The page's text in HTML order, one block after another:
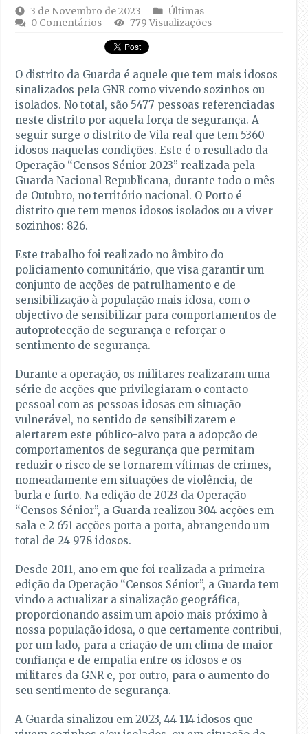
3 de Novembro de 2023
Últimas
0 Comentários
779 Visualizações
O distrito da Guarda é aquele que tem mais idosos
sinalizados pela GNR como vivendo sozinhos ou
isolados. No total, são 5477 pessoas referenciadas
neste distrito por aquela força de segurança. A
seguir surge o distrito de Vila real que tem 5360
idosos naquelas condições. Este é o resultado da
Operação “Censos Sénior 2023” realizada pela
Guarda Nacional Republicana, durante todo o mês
de Outubro, no território nacional. O Porto é
distrito que tem menos idosos isolados ou a viver
sozinhos: 826.
Este trabalho foi realizado no âmbito do
policiamento comunitário, que visa garantir um
conjunto de acções de patrulhamento e de
sensibilização à população mais idosa, com o
objectivo de sensibilizar para comportamentos de
autoprotecção de segurança e reforçar o
sentimento de segurança.
Durante a operação, os militares realizaram uma
série de acções que privilegiaram o contacto
pessoal com as pessoas idosas em situação
vulnerável, no sentido de sensibilizarem e
alertarem este público-alvo para a adopção de
comportamentos de segurança que permitam
reduzir o risco de se tornarem vítimas de crimes,
nomeadamente em situações de violência, de
burla e furto. Na edição de 2023 da Operação
“Censos Sénior”, a Guarda realizou 304 acções em
sala e 2 651 acções porta a porta, abrangendo um
total de 24 978 idosos.
Desde 2011, ano em que foi realizada a primeira
edição da Operação “Censos Sénior”, a Guarda tem
vindo a actualizar a sinalização geográfica,
proporcionando assim um apoio mais próximo à
nossa população idosa, o que certamente contribui,
por um lado, para a criação de um clima de maior
confiança e de empatia entre os idosos e os
militares da GNR e, por outro, para o aumento do
seu sentimento de segurança.
A Guarda sinalizou em 2023, 44 114 idosos que